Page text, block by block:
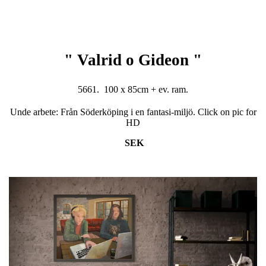
" Valrid o Gideon "
5661. 100 x 85cm + ev. ram.
Unde arbete: Från Söderköping i en fantasi-miljö. Click on pic for
HD
SEK